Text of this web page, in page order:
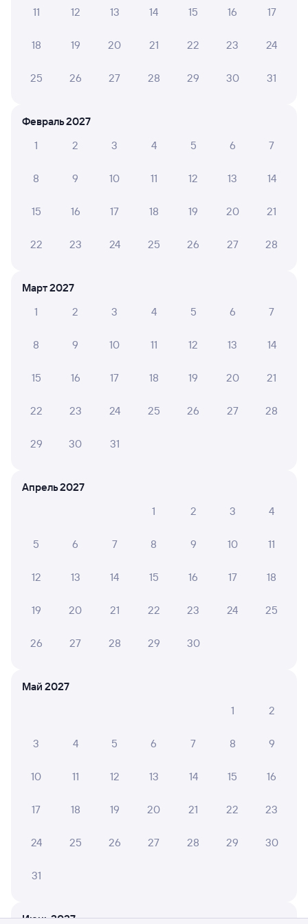
Узнайте график движения пассажирских поездов РЖД
актуальное расписание движения поездов в 2026 году.
Про расписание Аткарск — Вологда-1
Между городами ходит 0 поездов.
Билеты РЖД
Способы оплаты
Правила работы сервиса
А ещё здесь можно найти
11 12 13 14 15 16 17
18 19 20 21 22 23 24
25 26 27 28 29 30 31
Февраль 2027
1
2 3 4 5 6 7
8 9 10 11 12 13 14
15 16 17 18 19 20 21
22 23 24 25 26 27 28
Март 2027
1
2 3 4 5 6 7
8 9 10 11 12 13 14
15 16 17 18 19 20 21
22 23 24 25 26 27 28
29 30 31
Апрель 2027
1
2 3 4
5 6 7 8 9 10 11
12 13 14 15 16 17 18
19 20 21 22 23 24 25
26 27 28 29 30
Май 2027
1
2
3 4 5 6 7 8 9
10 11 12 13 14 15 16
17 18 19 20 21 22 23
24 25 26 27 28 29 30
31
Июнь 2027